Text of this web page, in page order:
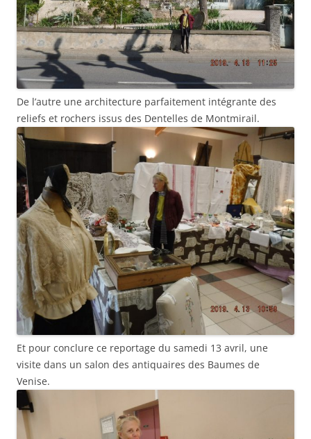
De l’autre une architecture parfaitement intégrante des
reliefs et rochers issus des Dentelles de Montmirail.
Et pour conclure ce reportage du samedi 13 avril, une
visite dans un salon des antiquaires des Baumes de
Venise.